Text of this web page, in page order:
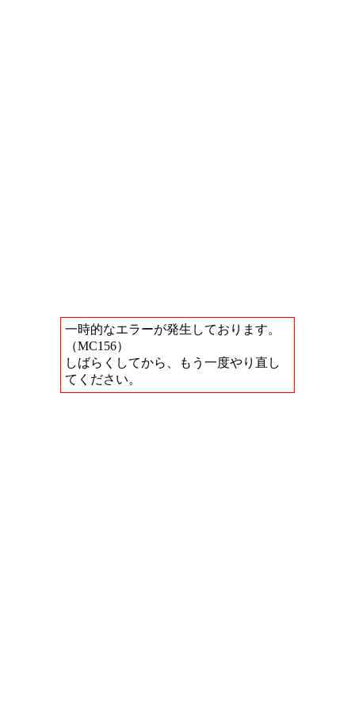
一時的なエラーが発生しております。
（MC156）
しばらくしてから、もう一度やり直し
てください。